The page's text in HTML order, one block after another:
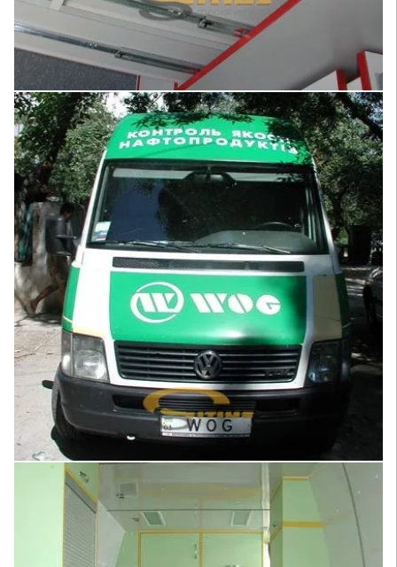
Увеличить
Увеличить